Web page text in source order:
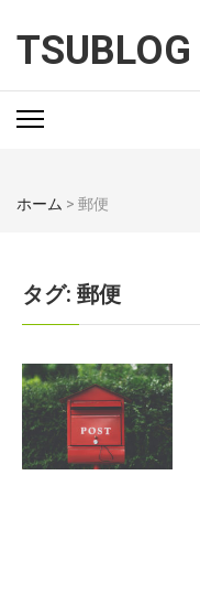
TSUBLOG
ホーム > 郵便
タグ: 郵便